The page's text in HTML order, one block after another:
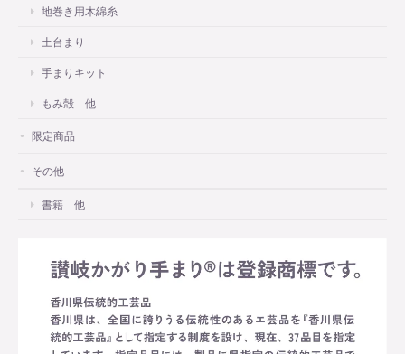
地巻き用木綿糸
土台まり
手まりキット
もみ殻 他
限定商品
その他
書籍 他